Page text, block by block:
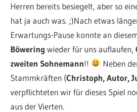
Herren bereits besiegelt, aber so
hat ja auch was. ;)Nach etwas
Erwartungs-Pause konnte an
Böwering wieder für uns auflaufen,
zweiten Sohnemann!!
Neben
Stammkräften (Christoph, Autor,
verpflichteten wir für dieses Spiel
aus der Vierten.